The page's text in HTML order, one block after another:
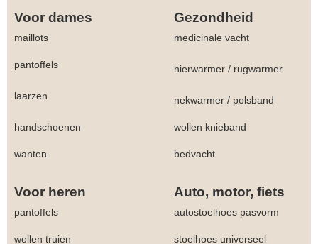
Voor dames Gezondheid
maillots medicinale vacht
pantoffels nierwarmer / rugwarmer
laarzen nekwarmer / polsband
handschoenen wollen knieband
wanten bedvacht
Voor heren Auto, motor, fiets
pantoffels autostoelhoes pasvorm
wollen truien stoelhoes universeel